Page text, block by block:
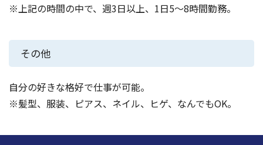
※上記の時間の中で、週3日以上、1日5～8時間勤務。
その他
自分の好きな格好で仕事が可能。
※髪型、服装、ピアス、ネイル、ヒゲ、なんでもOK。